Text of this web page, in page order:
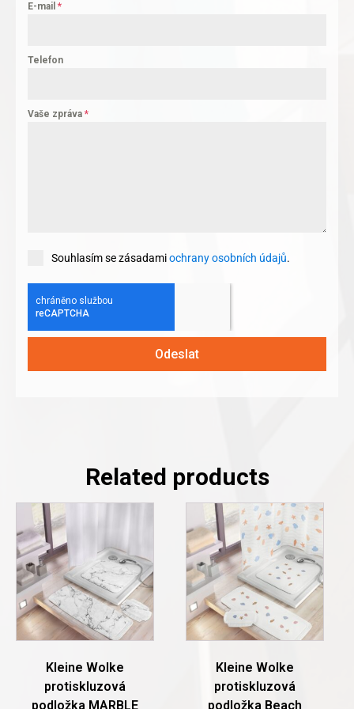
E-mail *
Telefon
Vaše zpráva *
Souhlasím se zásadamiochrany osobních údajů.
Odeslat
Related products
Kleine Wolke
protiskluzová
podložka MARBLE
This
product
has
multiple
variants.
The
options
may
be
Kleine Wolke
protiskluzová
podložka Beach
product
has
multiple
variants.
The
options
may
be